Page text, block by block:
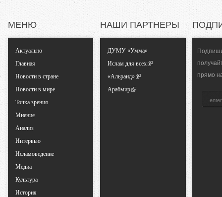
л
н
в
МЕНЮ
Актуально
Главная
Новости в стране
Новости в мире
Точка зрения
Мнение
Анализ
Интервью
Исламоведение
Медиа
Культура
История
НАШИ ПАРТНЕРЫ
ДУМУ «Умма»
Ислам для всех
«Альраид»
Арабмир
прямо